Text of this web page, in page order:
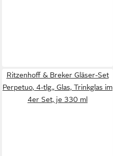
Ritzenhoff & Breker Gläser-Set
Perpetuo, 4-tlg., Glas, Trinkglas im
4er Set, je 330 ml